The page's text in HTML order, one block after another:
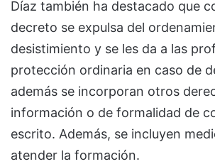
Díaz también ha destacado que
decreto se expulsa del
desistimiento y se les da a las
protección ordinaria en caso de
además se incorporan otros
información o de formalidad de
escrito. Además, se incluyen
atender la formación.